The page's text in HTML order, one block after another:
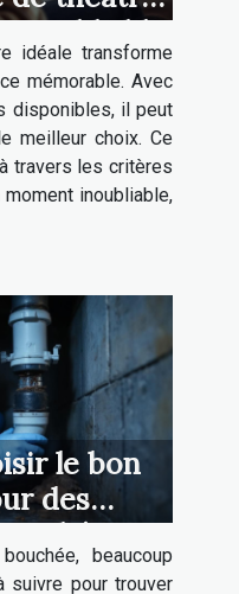
inoubliable
idéale transforme
mémorable. Avec
disponibles, il peut
meilleur choix. Ce
travers les critères
inoubliable,
le bon
des
?
beaucoup
suivre pour trouver